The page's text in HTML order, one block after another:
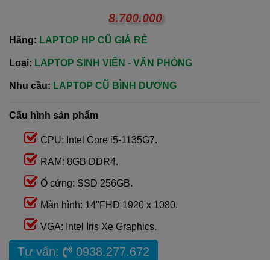
8.700.000
Hãng: LAPTOP HP CŨ GIÁ RẺ
Loại: LAPTOP SINH VIÊN - VĂN PHÒNG
Nhu cầu: LAPTOP CŨ BÌNH DƯƠNG
Cấu hình sản phẩm
CPU: Intel Core i5-1135G7.
RAM: 8GB DDR4.
Ổ cứng: SSD 256GB.
Màn hình: 14"FHD 1920 x 1080.
VGA: Intel Iris Xe Graphics.
Tư vấn: 0938.277.672